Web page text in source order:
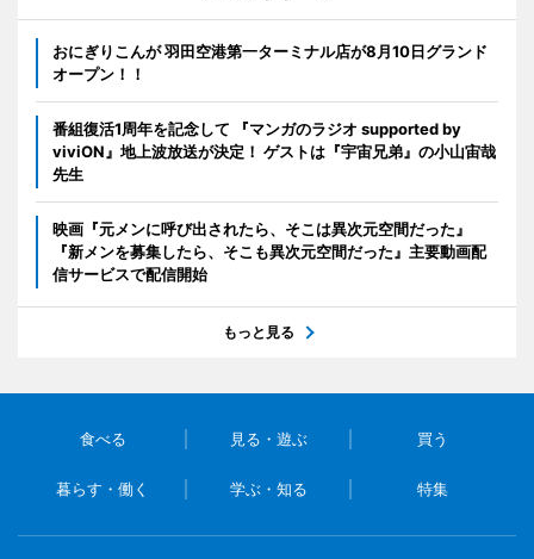
おにぎりこんが 羽田空港第一ターミナル店が8月10日グランド
オープン！！
番組復活1周年を記念して 『マンガのラジオ supported by
viviON』地上波放送が決定！ ゲストは『宇宙兄弟』の小山宙哉
先生
映画『元メンに呼び出されたら、そこは異次元空間だった』
『新メンを募集したら、そこも異次元空間だった』主要動画配
信サービスで配信開始
もっと見る
食べる 見る・遊ぶ 買う
暮らす・働く 学ぶ・知る 特集